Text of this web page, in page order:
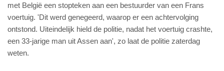
met België een stopteken aan een bestuurder van een Frans
voertuig. 'Dit werd genegeerd, waarop er een achtervolging
ontstond. Uiteindelijk hield de politie, nadat het voertuig crashte,
een 33-jarige man uit Assen aan', zo laat de politie zaterdag
weten.